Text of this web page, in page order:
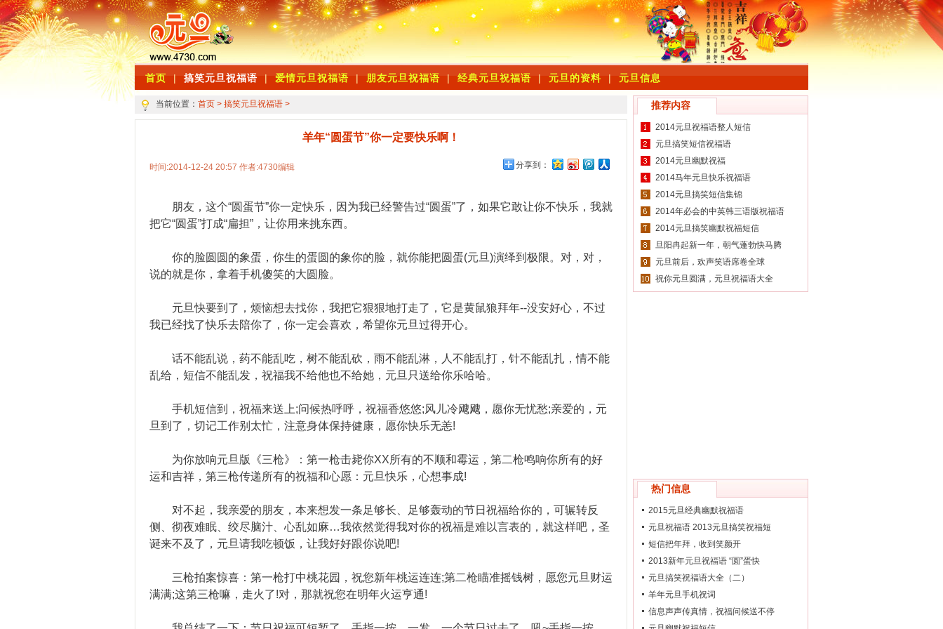
首页 | 搞笑元旦祝福语 | 爱情元旦祝福语 | 朋友元旦祝福语 | 经典元旦祝福语 | 元旦的资料 | 元旦信息
当前位置： 首页 > 搞笑元旦祝福语 >
羊年“圆蛋节”你一定要快乐啊！
时间:2014-12-24 20:57 作者:4730编辑 分享到：
朋友，这个“圆蛋节”你一定快乐，因为我已经警告过“圆蛋”了，如果它敢让你不快乐，我就
把它“圆蛋”打成“扁担”，让你用来挑东西。
你的脸圆圆的象蛋，你生的蛋圆的象你的脸，就你能把圆蛋(元旦)演绎到极限。对，对，
说的就是你，拿着手机傻笑的大圆脸。
元旦快要到了，烦恼想去找你，我把它狠狠地打走了，它是黄鼠狼拜年--没安好心，不过
我已经找了快乐去陪你了，你一定会喜欢，希望你元旦过得开心。
话不能乱说，药不能乱吃，树不能乱砍，雨不能乱淋，人不能乱打，针不能乱扎，情不能
乱给，短信不能乱发，祝福我不给他也不给她，元旦只送给你乐哈哈。
手机短信到，祝福来送上;问候热呼呼，祝福香悠悠;风儿冷飕飕，愿你无忧愁;亲爱的，元
旦到了，切记工作别太忙，注意身体保持健康，愿你快乐无恙!
为你放响元旦版《三枪》：第一枪击毙你XX所有的不顺和霉运，第二枪鸣响你所有的好
运和吉祥，第三枪传递所有的祝福和心愿：元旦快乐，心想事成!
对不起，我亲爱的朋友，本来想发一条足够长、足够轰动的节日祝福给你的，可辗转反
侧、彻夜难眠、绞尽脑汁、心乱如麻…我依然觉得我对你的祝福是难以言表的，就这样吧，圣
诞来不及了，元旦请我吃顿饭，让我好好跟你说吧!
三枪拍案惊喜：第一枪打中桃花园，祝您新年桃运连连;第二枪瞄准摇钱树，愿您元旦财运
满满;这第三枪嘛，走火了!对，那就祝您在明年火运亨通!
推荐内容
2014元旦祝福语整人短信
元旦搞笑短信祝福语
2014元旦幽默祝福
2014马年元旦快乐祝福语
2014元旦搞笑短信集锦
2014年必会的中英韩三语版祝福语
2014元旦搞笑幽默祝福短信
旦阳冉起新一年，朝气蓬勃快马腾
元旦前后，欢声笑语席卷全球
祝你元旦圆满，元旦祝福语大全
热门信息
2015元旦经典幽默祝福语
元旦祝福语 2013元旦搞笑祝福短
短信把年拜，收到笑颜开
2013新年元旦祝福语 “圆”蛋快
元旦搞笑祝福语大全（二）
羊年元旦手机祝词
信息声声传真情，祝福问候送不停